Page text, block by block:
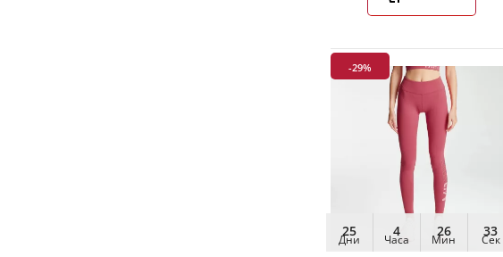
-29%
25
Дни
4
Часа
26
Мин
32
Сек